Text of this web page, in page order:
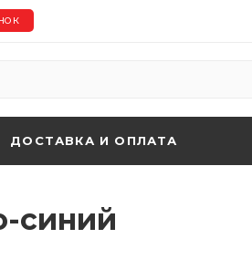
ДОСТАВКА И ОПЛАТА
синий